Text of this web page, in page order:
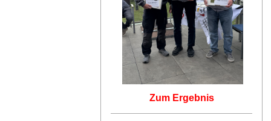
Zum Ergebnis